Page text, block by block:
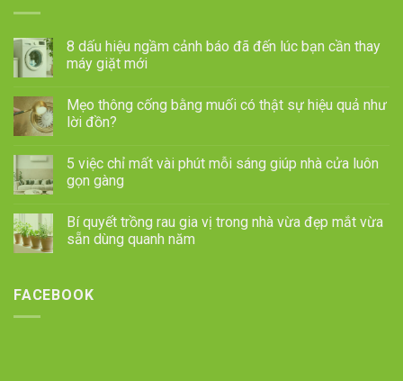
8 dấu hiệu ngầm cảnh báo đã đến lúc bạn cần thay
máy giặt mới
Mẹo thông cống bằng muối có thật sự hiệu quả như
lời đồn?
5 việc chỉ mất vài phút mỗi sáng giúp nhà cửa luôn
gọn gàng
Bí quyết trồng rau gia vị trong nhà vừa đẹp mắt vừa
sẵn dùng quanh năm
FACEBOOK